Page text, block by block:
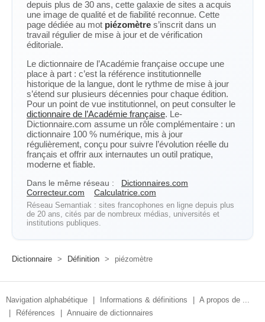
depuis plus de 30 ans, cette galaxie de sites a acquis
une image de qualité et de fiabilité reconnue. Cette
page dédiée au mot piézomètre s’inscrit dans un
travail régulier de mise à jour et de vérification
éditoriale.
Le dictionnaire de l’Académie française occupe une
place à part : c’est la référence institutionnelle
historique de la langue, dont le rythme de mise à jour
s’étend sur plusieurs décennies pour chaque édition.
Pour un point de vue institutionnel, on peut consulter le
dictionnaire de l’Académie française. Le-
Dictionnaire.com assume un rôle complémentaire : un
dictionnaire 100 % numérique, mis à jour
régulièrement, conçu pour suivre l’évolution réelle du
français et offrir aux internautes un outil pratique,
moderne et fiable.
Dans le même réseau :
Dictionnaires.com
Correcteur.com
Calculatrice.com
Réseau Semantiak : sites francophones en ligne depuis plus
de 20 ans, cités par de nombreux médias, universités et
institutions publiques.
Dictionnaire > Définition > piézomètre
Navigation alphabétique Informations & définitions
A propos de ...
Références
Annuaire de dictionnaires